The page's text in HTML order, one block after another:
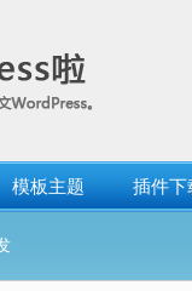
模板主题 插件下